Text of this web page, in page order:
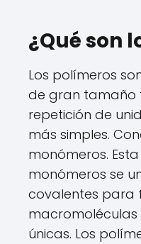
¿Qué son
Los polímeros
de gran tamaño
repetición de
más simples.
monómeros.
monómeros se
covalentes para
únicas. Los